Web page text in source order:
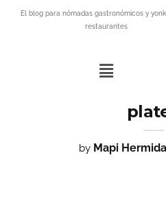
El blog para nómadas gastronómicos y
restaurantes
by Mapi Hermida